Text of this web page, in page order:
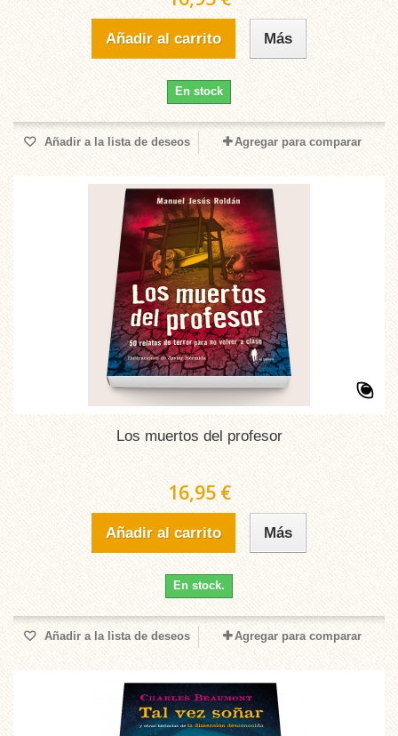
Añadir al carrito Más
En stock
Añadir a la lista de deseos Agregar para comparar
Los muertos del profesor
16,95 €
Añadir al carrito Más
En stock.
Añadir a la lista de deseos Agregar para comparar